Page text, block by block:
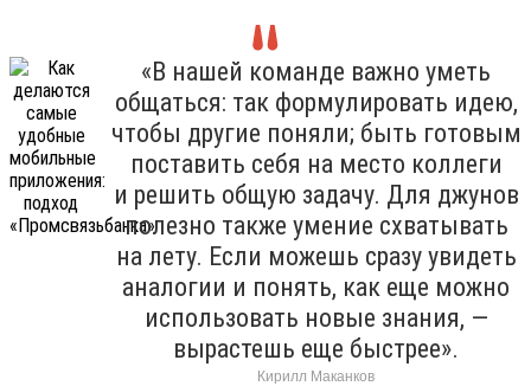
«В нашей команде важно уметь
общаться: так формулировать идею,
чтобы другие поняли; быть готовым
поставить себя на место коллеги
и решить общую задачу. Для джунов
полезно также умение схватывать
на лету. Если можешь сразу увидеть
аналогии и понять, как еще можно
использовать новые знания, —
вырастешь еще быстрее».
Кирилл Маканков